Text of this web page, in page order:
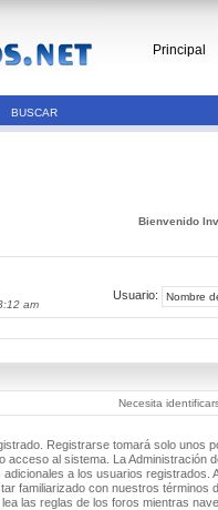
Principal
BUSCAR
Bienvenido
am
Usuario:
Necesita
Registrarse tomará solo unos
acceso al sistema. La Administración
a los usuarios registrados.
familiarizado con nuestros términos
las reglas de los foros mientras